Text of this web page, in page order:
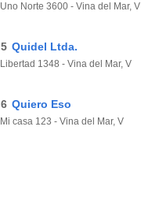
Uno Norte 3600 - Vina del Mar, V
5 Quidel Ltda.
Libertad 1348 - Vina del Mar, V
6 Quiero Eso
Mi casa 123 - Vina del Mar, V